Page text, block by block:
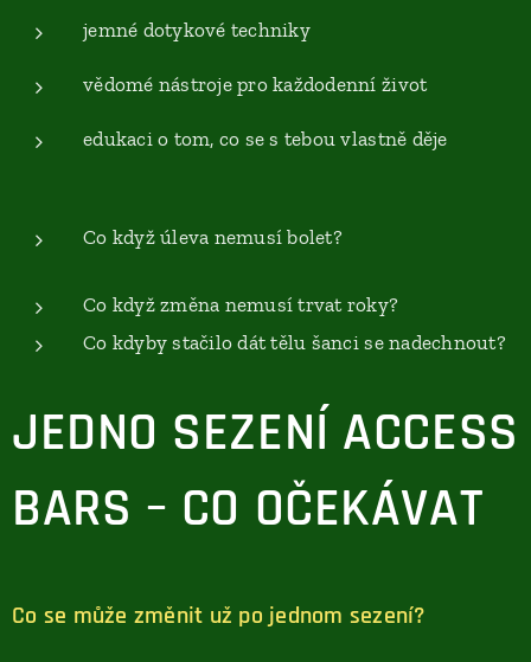
jemné dotykové techniky
vědomé nástroje pro každodenní život
edukaci o tom, co se s tebou vlastně děje
Co když úleva nemusí bolet?
Co když změna nemusí trvat roky?
Co kdyby stačilo dát tělu šanci se nadechnout?
JEDNO SEZENÍ ACCESS
BARS – CO OČEKÁVAT
Co se může změnit už po jednom sezení?